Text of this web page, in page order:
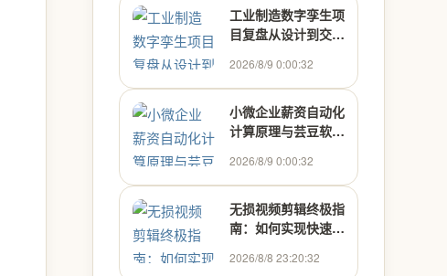
工业制造数字孪生项
目复盘从设计到交付
2026/8/9 0:00:32
小微企业薪资自动化
计算原理与芸豆软件
2026/8/9 0:00:32
无损视频剪辑终极指
南：如何实现快速高
2026/8/8 23:20:32